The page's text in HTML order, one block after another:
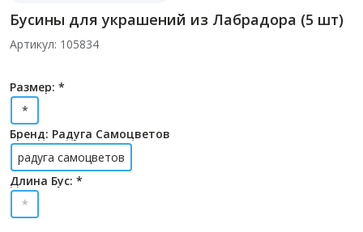
Бусины для украшений из Лабрадора (5 шт)
Артикул: 105834
Размер: *
*
Бренд: Радуга Самоцветов
радуга самоцветов
Длина Бус: *
*